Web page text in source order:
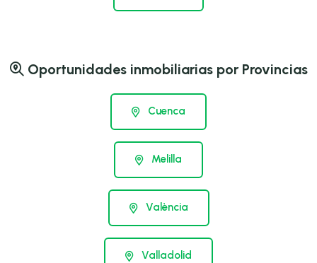
Oportunidades inmobiliarias por Provincias
Cuenca
Melilla
València
Valladolid